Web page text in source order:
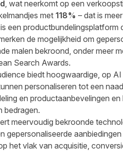
, wat neerkomt op een
met 118% – dat is
een productbundelingsplatform
de mogelijkheid om
malen bekroond, onder meer
Search Awards.
biedt hoogwaardige, op
personaliseren tot een
en productaanbevelingen
bedragen.
meervoudig bekroonde
gepersonaliseerde
het vlak van acquisitie,